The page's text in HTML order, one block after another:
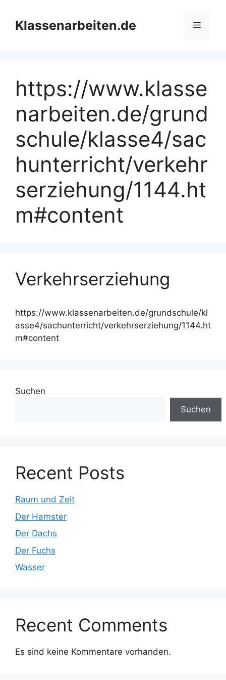
Inhalt
springenKlassenarbeiten.de Menü
https://www.klasse
narbeiten.de/grund
schule/klasse4/sac
hunterricht/verkehr
serziehung/1144.ht
m#content
Verkehrserziehung
https://www.klassenarbeiten.de/grundschule/kl
asse4/sachunterricht/verkehrserziehung/1144.ht
m#content
Suchen
Suchen
Recent Posts
Raum und Zeit
Der Hamster
Der Dachs
Der Fuchs
Wasser
Recent Comments
Es sind keine Kommentare vorhanden.